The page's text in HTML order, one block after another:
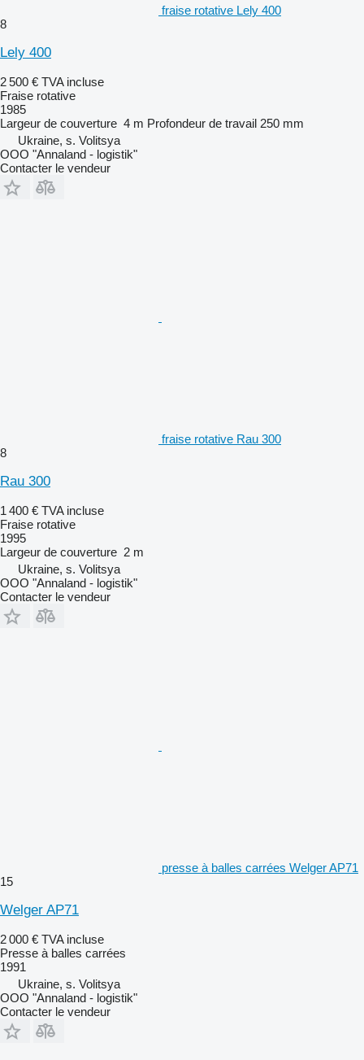
fraise rotative Lely 400
8
Lely 400
2 500 € TVA incluse
Fraise rotative
1985
Largeur de couverture 4 m Profondeur de travail 250 mm
Ukraine, s. Volitsya
OOO "Annaland - logistik"
Contacter le vendeur
fraise rotative Rau 300
8
Rau 300
1 400 € TVA incluse
Fraise rotative
1995
Largeur de couverture 2 m
Ukraine, s. Volitsya
OOO "Annaland - logistik"
Contacter le vendeur
presse à balles carrées Welger AP71
15
Welger AP71
2 000 € TVA incluse
Presse à balles carrées
1991
Ukraine, s. Volitsya
OOO "Annaland - logistik"
Contacter le vendeur